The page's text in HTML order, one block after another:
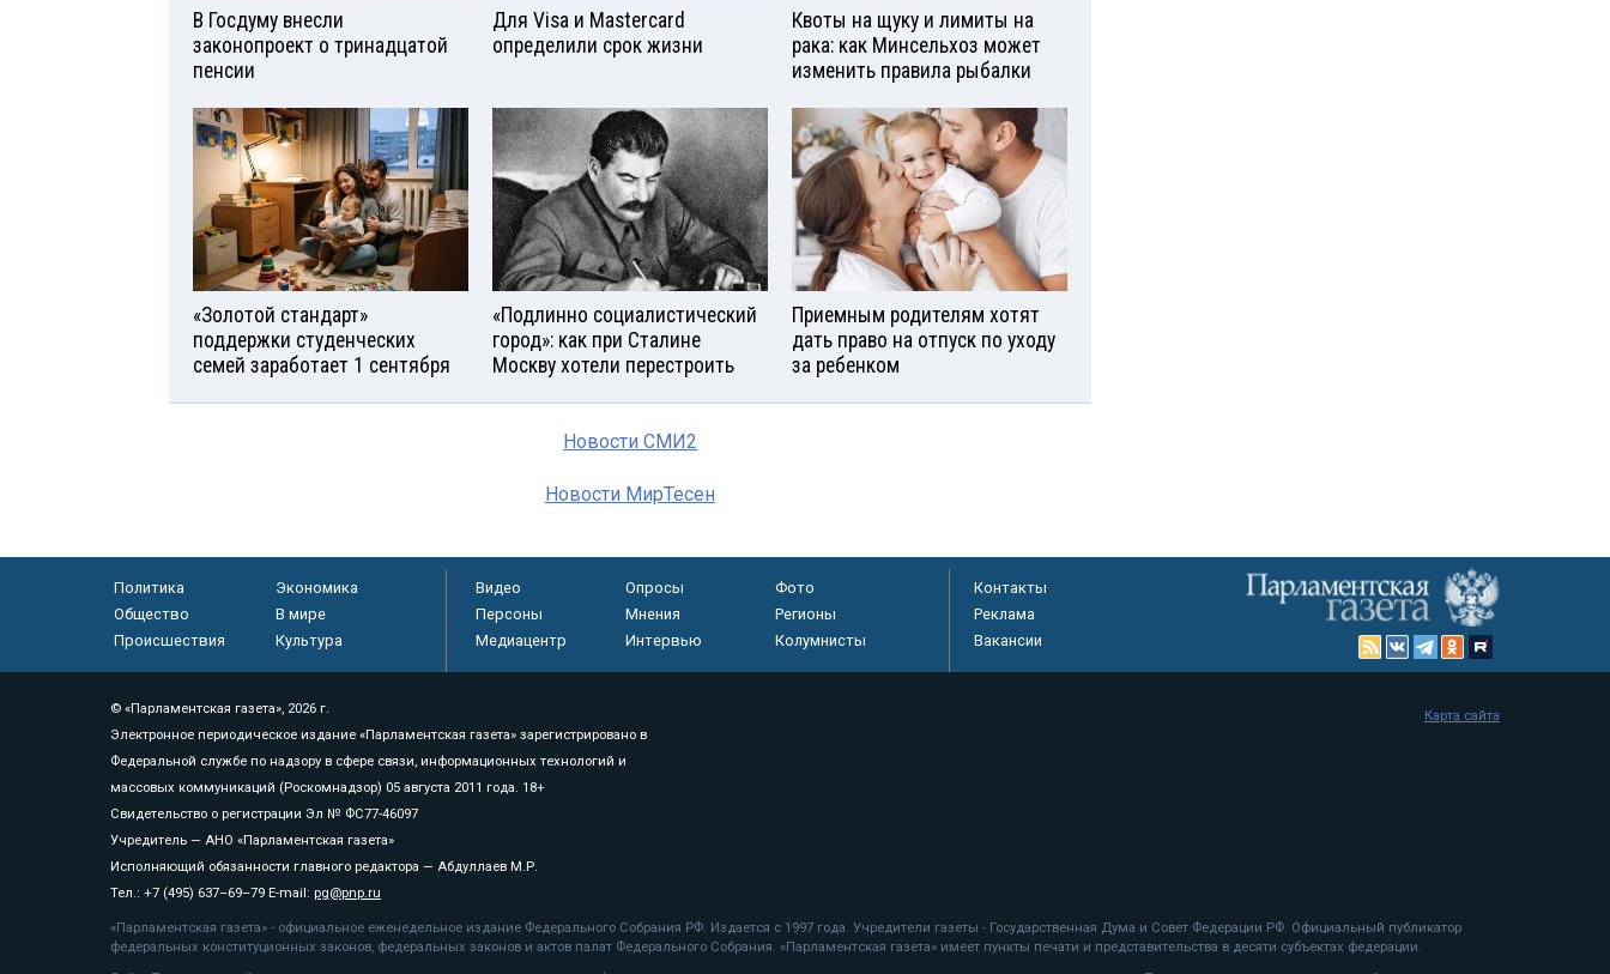
В Госдуму внесли
законопроект о тринадцатой
пенсии
Для Visа и Mastercard
определили срок жизни
Квоты на щуку и лимиты на
рака: как Минсельхоз может
изменить правила рыбалки
«Золотой стандарт»
поддержки студенческих
семей заработает 1 сентября
«Подлинно социалистический
город»: как при Сталине
Москву хотели перестроить
Приемным родителям хотят
дать право на отпуск по уходу
за ребенком
Новости СМИ2
Новости МирТесен
Политика
Экономика
Общество
В мире
Происшествия
Культура
Видео Опросы
Фото
Персоны
Мнения
Регионы
Медиацентр
Интервью Колумнисты
Контакты
Реклама
Вакансии
© «Парламентская газета», 2026 г.
Электронное периодическое издание «Парламентская газета» зарегистрировано в
Федеральной службе по надзору в сфере связи, информационных технологий и
массовых коммуникаций (Роскомнадзор) 05 августа 2011 года. 18+
Свидетельство о регистрации Эл № ФС77-46097
Учредитель — АНО «Парламентская газета»
Исполняющий обязанности главного редактора — Абдуллаев М.Р.
Тел.: +7 (495) 637–69–79 E-mail: pg@pnp.ru
«Парламентская газета» - официальное еженедельное издание Федерального Собрания РФ. Издается с 1997 года. Учредители газеты - Государственная Дума и Совет Федерации РФ. Официальный публикатор
федеральных конституционных законов, федеральных законов и актов палат Федерального Собрания. «Парламентская газета» имеет пункты печати и представительства в десяти субъектах федерации.
Карта сайта